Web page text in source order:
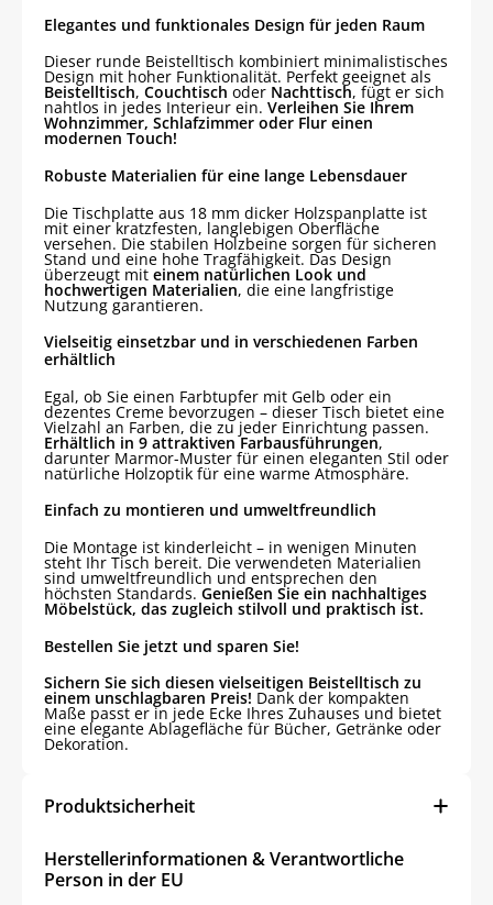
Elegantes und funktionales Design für jeden Raum
Dieser runde Beistelltisch kombiniert minimalistisches
Design mit hoher Funktionalität. Perfekt geeignet als
Beistelltisch, Couchtisch oder Nachttisch, fügt er sich
nahtlos in jedes Interieur ein. Verleihen Sie Ihrem
Wohnzimmer, Schlafzimmer oder Flur einen
modernen Touch!
Robuste Materialien für eine lange Lebensdauer
Die Tischplatte aus 18 mm dicker Holzspanplatte ist
mit einer kratzfesten, langlebigen Oberfläche
versehen. Die stabilen Holzbeine sorgen für sicheren
Stand und eine hohe Tragfähigkeit. Das Design
überzeugt mit einem natürlichen Look und
hochwertigen Materialien, die eine langfristige
Nutzung garantieren.
Vielseitig einsetzbar und in verschiedenen Farben
erhältlich
Egal, ob Sie einen Farbtupfer mit Gelb oder ein
dezentes Creme bevorzugen – dieser Tisch bietet eine
Vielzahl an Farben, die zu jeder Einrichtung passen.
Erhältlich in 9 attraktiven Farbausführungen,
darunter Marmor-Muster für einen eleganten Stil oder
natürliche Holzoptik für eine warme Atmosphäre.
Einfach zu montieren und umweltfreundlich
Die Montage ist kinderleicht – in wenigen Minuten
steht Ihr Tisch bereit. Die verwendeten Materialien
sind umweltfreundlich und entsprechen den
höchsten Standards. Genießen Sie ein nachhaltiges
Möbelstück, das zugleich stilvoll und praktisch ist.
Bestellen Sie jetzt und sparen Sie!
Sichern Sie sich diesen vielseitigen Beistelltisch zu
einem unschlagbaren Preis! Dank der kompakten
Maße passt er in jede Ecke Ihres Zuhauses und bietet
eine elegante Ablagefläche für Bücher, Getränke oder
Dekoration.
Produktsicherheit
Herstellerinformationen & Verantwortliche
Person in der EU